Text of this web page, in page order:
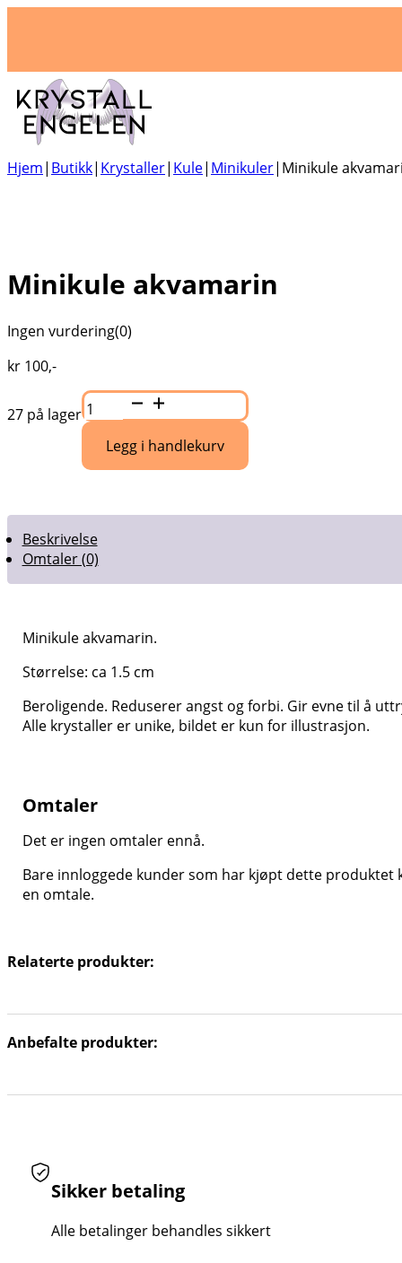
Hjem| Butikk| Krystaller| Kule| Minikuler| Minikule
Minikule akvamarin
Ingen vurdering(0)
kr 100,-
27 på lager
Minikule
akvamarin
antall
Legg i handlekurv
Beskrivelse
Omtaler (0)
Minikule akvamarin.
Størrelse: ca 1.5 cm
Beroligende. Reduserer angst og forbi. Gir evne til å
Alle krystaller er unike, bildet er kun for illustrasjon.
Omtaler
Det er ingen omtaler ennå.
Bare innloggede kunder som har kjøpt dette produktet
en omtale.
Relaterte produkter:
Anbefalte produkter:
Sikker betaling
Alle betalinger behandles sikkert